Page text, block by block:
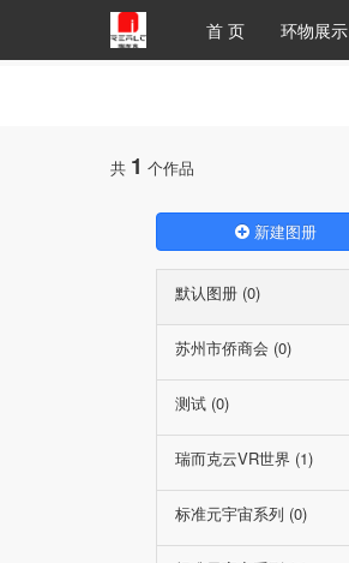
首 页 环物展示
共 1 个作品
新建图册
默认图册 (0)
苏州市侨商会 (0)
测试 (0)
瑞而克云VR世界 (1)
标准元宇宙系列 (0)